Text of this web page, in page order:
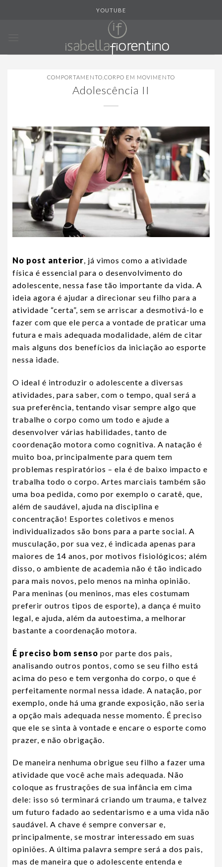
YOUTUBE
COMPORTAMENTO CORPO EM MOVIMENTO
Adolescência II
No post anterior, já vimos como a atividade
física é essencial para o desenvolvimento do
adolescente, nessa fase tão importante da vida. A
ideia agora é ajudar a direcionar seu filho para a
atividade “certa”, sem se arriscar a desmotivá-lo e
fazer com que ele perca a vontade de praticar uma
futura e mais adequada modalidade, além de citar
mais alguns dos benefícios da iniciação ao esporte
nessa idade.
O ideal é introduzir o adolescente a diversas
atividades, para saber, com o tempo, qual será a
sua preferência, tentando visar sempre algo que
trabalhe o corpo como um todo e ajude a
desenvolver várias habilidades, tanto de
coordenação motora como cognitiva. A natação é
muito boa, principalmente para quem tem
problemas respiratórios – ela é de baixo impacto e
trabalha todo o corpo. Artes marciais também são
uma boa pedida, como por exemplo o caratê, que,
além de saudável, ajuda na disciplina e
concentração! Esportes coletivos e menos
individualizados são bons para a parte social. A
musculação, por sua vez, é indicada apenas para
maiores de 14 anos, por motivos fisiológicos; além
disso, o ambiente de academia não é tão indicado
para mais novos, pelo menos na minha opinião.
Para meninas (ou meninos, mas eles costumam
preferir outros tipos de esporte), a dança é muito
legal, e ajuda, além da autoestima, a melhorar
bastante a coordenação motora.
É preciso bom senso por parte dos pais,
analisando outros pontos, como se seu filho está
acima do peso e tem vergonha do corpo, o que é
perfeitamente normal nessa idade. A natação, por
exemplo, onde há uma grande exposição, não seria
a opção mais adequada nesse momento. É preciso
que ele se sinta à vontade e encare o esporte como
prazer, e não obrigação.
De maneira nenhuma obrigue seu filho a fazer uma
atividade que você ache mais adequada. Não
coloque as frustrações de sua infância em cima
dele: isso só terminará criando um trauma, e talvez
um futuro fadado ao sedentarismo e a uma vida não
saudável. A chave é sempre conversar e,
principalmente, se mostrar interessado em suas
opiniões. A última palavra sempre será a dos pais,
mas de maneira que o adolescente entenda e